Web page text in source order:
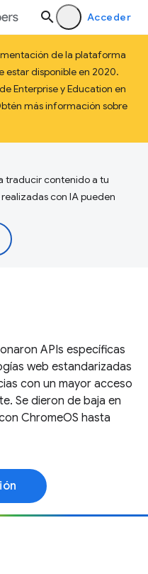
Acceder
de la plataforma
estar disponible en 2020.
Enterprise y Education en
más información sobre
traducir contenido a tu
con IA pueden
APIs específicas
web estandarizadas
con un mayor acceso
Se dieron de baja en
ChromeOS hasta